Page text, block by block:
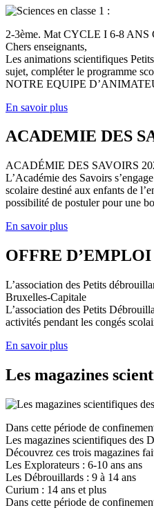
2-3ème. Mat CYCLE I 6-8
Chers enseignants,
Les animations scientifiques
sujet, compléter le programme
NOTRE EQUIPE
En savoir plus
ACADEMIE DES
ACADÉMIE DES SAVOIRS
L’Académie des Savoirs
scolaire destiné aux enfants de
possibilité de postuler pour une
En savoir plus
OFFRE D’EMPLOI
L’association des Petits
Bruxelles-Capitale
L’association des Petits
activités pendant les congés
En savoir plus
Les magazines
Dans cette période de
Les magazines scientifiques des
Découvrez ces trois magazines
Les Explorateurs : 6-10 ans ans
Les Débrouillards : 9 à 14 ans
Curium : 14 ans et plus
Dans cette période de